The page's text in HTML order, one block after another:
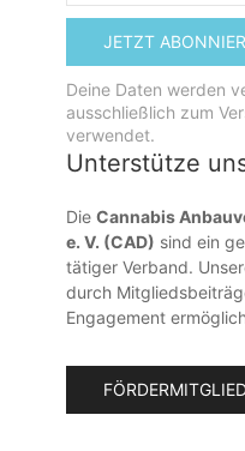
JETZT
Deine Daten werden
ausschließlich zum
verwendet.
Unterstütze
Die Cannabis
e. V. (CAD) sind ein
tätiger Verband.
durch
Engagement